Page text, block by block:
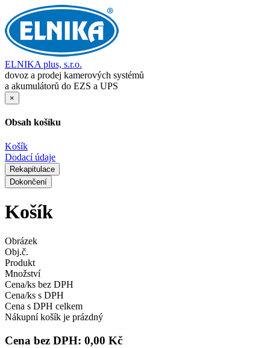
ELNIKA plus, s.r.o.
dovoz a prodej kamerových systémů
a akumulátorů do EZS a UPS
×
Obsah košíku
Košík
Dodací údaje
Rekapitulace
Dokončení
Košík
Obrázek
Obj.č.
Produkt
Množství
Cena/ks bez DPH
Cena/ks s DPH
Cena s DPH celkem
Nákupní košík je prázdný
Cena bez DPH: 0,00 Kč